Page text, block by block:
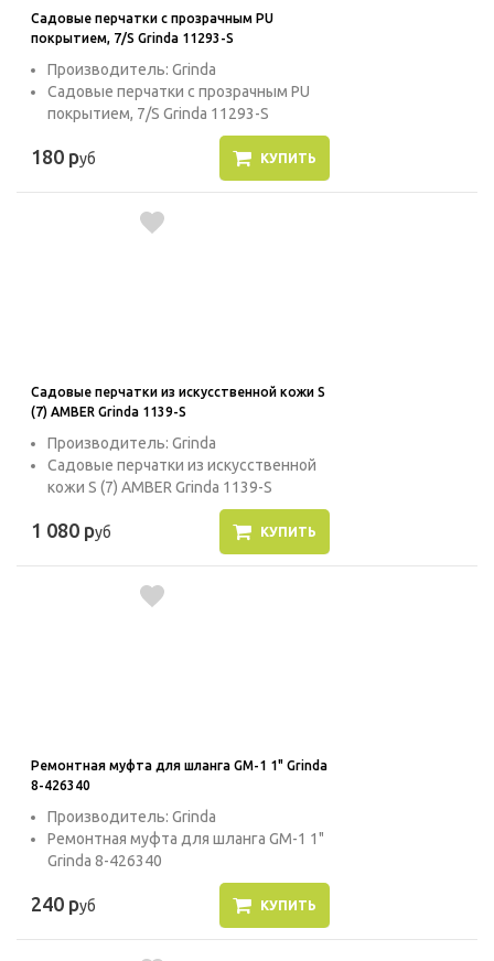
Садовые перчатки с прозрачным PU
покрытием, 7/S Grinda 11293-S
Производитель: Grinda
Садовые перчатки с прозрачным PU
покрытием, 7/S Grinda 11293-S
180 руб КУПИТЬ
Садовые перчатки из искусственной кожи S
(7) AMBER Grinda 1139-S
Производитель: Grinda
Садовые перчатки из искусственной
кожи S (7) AMBER Grinda 1139-S
1 080 руб КУПИТЬ
Ремонтная муфта для шланга GM-1 1" Grinda
8-426340
Производитель: Grinda
Ремонтная муфта для шланга GM-1 1"
Grinda 8-426340
240 руб КУПИТЬ